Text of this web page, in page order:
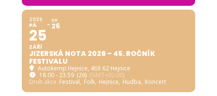
2026
PÁ
25
ZÁŘÍ
SO
26
JIZERSKÁ NOTA 2026 – 45. ROČNÍK
FESTIVALU
Autokemp Hejnice, 463 62 Hejnice
18.00 - 23.59 (26) (GMT+02:00)
Druh akce Festival, Folk, Hejnice, Hudba, Koncert